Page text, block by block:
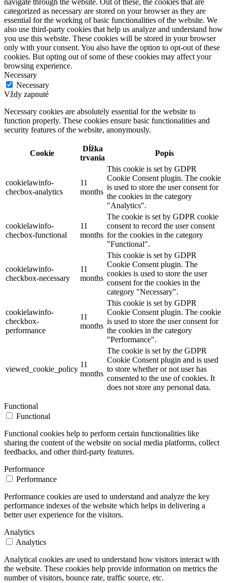
navigate through the website. Out of these, the cookies that are
categorized as necessary are stored on your browser as they are
essential for the working of basic functionalities of the website. We
also use third-party cookies that help us analyze and understand how
you use this website. These cookies will be stored in your browser
only with your consent. You also have the option to opt-out of these
cookies. But opting out of some of these cookies may affect your
browsing experience.
Necessary
Necessary
Vždy zapnuté
Necessary cookies are absolutely essential for the website to
function properly. These cookies ensure basic functionalities and
security features of the website, anonymously.
Cookie
Dĺžka
trvania
Popis
cookielawinfo-
checbox-analytics
11
months
This cookie is set by GDPR
Cookie Consent plugin. The cookie
is used to store the user consent for
the cookies in the category
"Analytics".
cookielawinfo-
checbox-functional
11
months
The cookie is set by GDPR cookie
consent to record the user consent
for the cookies in the category
"Functional".
cookielawinfo-
checkbox-necessary
11
months
This cookie is set by GDPR
Cookie Consent plugin. The
cookies is used to store the user
consent for the cookies in the
category "Necessary".
cookielawinfo-
checkbox-
performance
11
months
This cookie is set by GDPR
Cookie Consent plugin. The cookie
is used to store the user consent for
the cookies in the category
"Performance".
viewed_cookie_policy
11
months
The cookie is set by the GDPR
Cookie Consent plugin and is used
to store whether or not user has
consented to the use of cookies. It
does not store any personal data.
Functional
Functional
Functional cookies help to perform certain functionalities like
sharing the content of the website on social media platforms, collect
feedbacks, and other third-party features.
Performance
Performance
Performance cookies are used to understand and analyze the key
performance indexes of the website which helps in delivering a
better user experience for the visitors.
Analytics
Analytics
Analytical cookies are used to understand how visitors interact with
the website. These cookies help provide information on metrics the
number of visitors, bounce rate, traffic source, etc.